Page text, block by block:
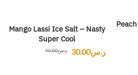
Mango Lassi Ice Salt – Nasty
Super Cool
ر.س40.00 ر.س30.00